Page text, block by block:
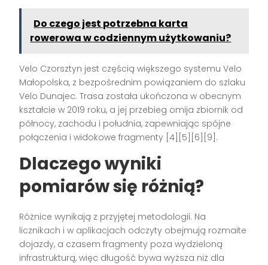
Do czego jest potrzebna karta
rowerowa w codziennym użytkowaniu?
Velo Czorsztyn jest częścią większego systemu Velo
Małopolska, z bezpośrednim powiązaniem do szlaku
Velo Dunajec. Trasa została ukończona w obecnym
kształcie w 2019 roku, a jej przebieg omija zbiornik od
północy, zachodu i południa, zapewniając spójne
połączenia i widokowe fragmenty [4][5][6][9].
Dlaczego wyniki
pomiarów się różnią?
Różnice wynikają z przyjętej metodologii. Na
licznikach i w aplikacjach odczyty obejmują rozmaite
dojazdy, a czasem fragmenty poza wydzieloną
infrastrukturą, więc długość bywa wyższa niż dla